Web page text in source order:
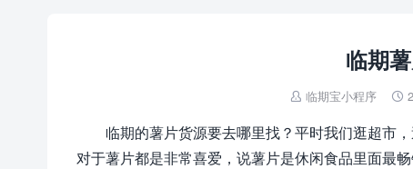
临期
 临期宝小程序 
临期的薯片货源要去哪里找？平时我们逛超市
对于薯片都是非常喜爱，说薯片是休闲食品里面最